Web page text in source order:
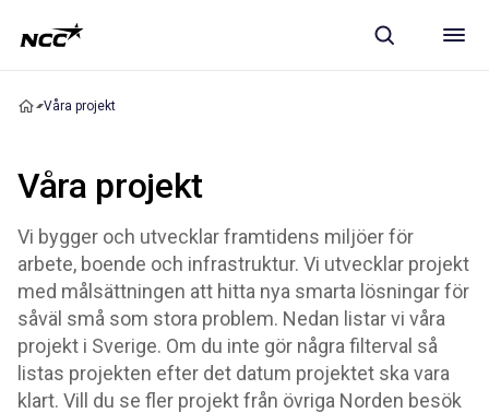
Våra projekt
Våra projekt
Vi bygger och utvecklar framtidens miljöer för
arbete, boende och infrastruktur. Vi utvecklar projekt
med målsättningen att hitta nya smarta lösningar för
såväl små som stora problem. Nedan listar vi våra
projekt i Sverige. Om du inte gör några filterval så
listas projekten efter det datum projektet ska vara
klart. Vill du se fler projekt från övriga Norden besök